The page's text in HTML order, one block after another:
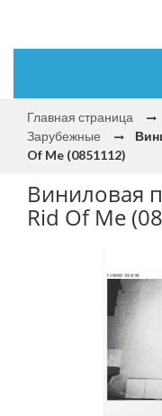
Главная страница
Зарубежные
Of Me (0851112)
Виниловая
Rid Of Me